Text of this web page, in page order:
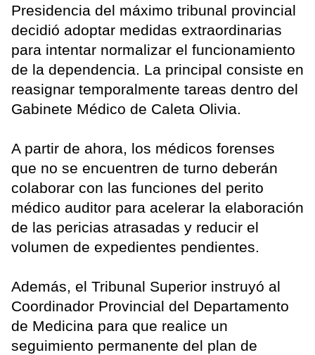
Presidencia del máximo tribunal provincial
decidió adoptar medidas extraordinarias
para intentar normalizar el funcionamiento
de la dependencia. La principal consiste en
reasignar temporalmente tareas dentro del
Gabinete Médico de Caleta Olivia.
A partir de ahora, los médicos forenses
que no se encuentren de turno deberán
colaborar con las funciones del perito
médico auditor para acelerar la elaboración
de las pericias atrasadas y reducir el
volumen de expedientes pendientes.
Además, el Tribunal Superior instruyó al
Coordinador Provincial del Departamento
de Medicina para que realice un
seguimiento permanente del plan de